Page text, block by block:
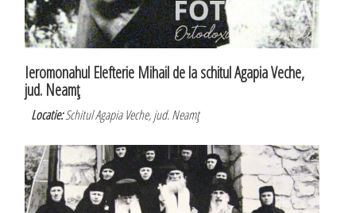
Ieromonahul Elefterie Mihail de la schitul Agapia Veche,
jud. Neamţ
Locatie:Schitul Agapia Veche, jud. Neamţ